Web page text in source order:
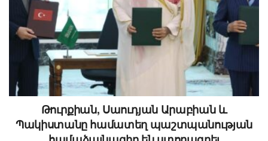
Թուրքիան, Սաուդյան Արաբիան և
Պակիստանը համատեղ պաշտպանության